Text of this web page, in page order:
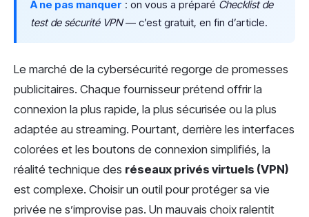
A ne pas manquer : on vous a préparé Checklist de
test de sécurité VPN— c’est gratuit, en fin d’article.
Le marché de la cybersécurité regorge de promesses
publicitaires. Chaque fournisseur prétend offrir la
connexion la plus rapide, la plus sécurisée ou la plus
adaptée au streaming. Pourtant, derrière les interfaces
colorées et les boutons de connexion simplifiés, la
réalité technique des réseaux privés virtuels (VPN)
est complexe. Choisir un outil pour protéger sa vie
privée ne s’improvise pas. Un mauvais choix ralentit